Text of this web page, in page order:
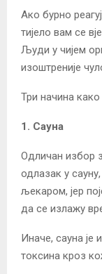
Ако бурно
тијело вам се
Људи у чијем
изоштреније
Три начина како
1. Сауна
Одличан избор
одлазак у
љекаром, јер
да се излажу
Иначе, сауна је
токсина кроз